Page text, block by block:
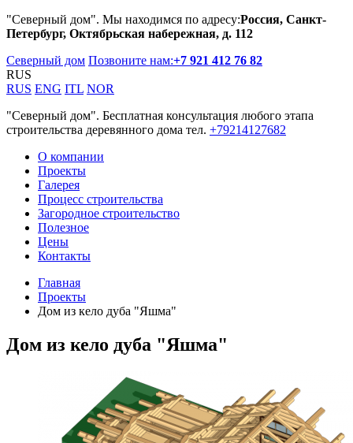
"Северный дом". Мы находимся по адресу:Россия, Санкт-
Петербург, Октябрьская набережная, д. 112
Северный дом Позвоните нам:+7 921 412 76 82
RUS
RUS ENG ITL NOR
"Северный дом". Бесплатная консультация любого этапа
строительства деревянного дома тел. +79214127682
О компании
Проекты
Галерея
Процесс строительства
Загородное строительство
Полезное
Цены
Контакты
Главная
Проекты
Дом из кело дуба "Яшма"
Дом из кело дуба "Яшма"